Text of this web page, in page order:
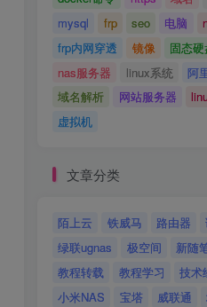
mysql
frp seo 电脑
frp内网穿透
镜像 固态硬
nas服务器
linux系统 阿
域名解析
网站服务器
虚拟机
文章分类
陌上云 铁威马 路由器
绿联ugnas
极空间 新随
教程转载
教程学习 技术
小米NAS
宝塔 威联通